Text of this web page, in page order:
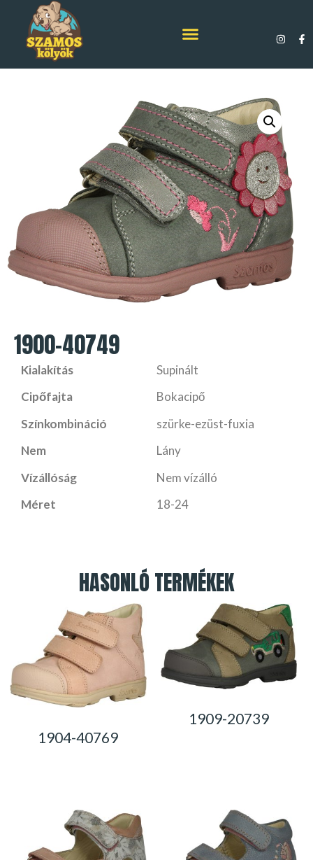
1900-40749
Kialakítás
Supinált
Cipőfajta
Bokacipő
Színkombináció
szürke-ezüst-fuxia
Nem
Lány
Vízállóság
Nem vízálló
Méret
18-24
HASONLÓ TERMÉKEK
1904-40769
1909-20739